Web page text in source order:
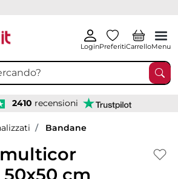
LoginPreferitiCarrelloMenu
2410 recensioni
Bandane
cm